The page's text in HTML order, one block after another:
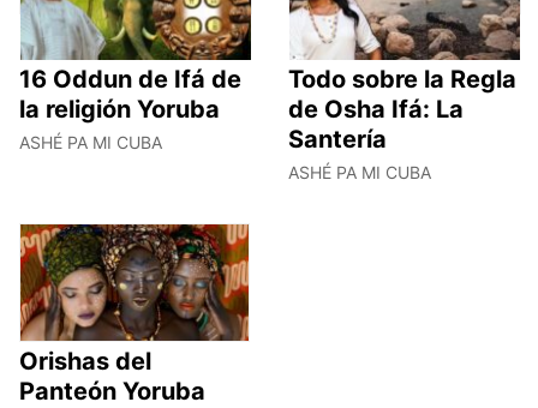
16 Oddun de Ifá de
la religión Yoruba
ASHÉ PA MI CUBA
Todo sobre la Regla
de Osha Ifá: La
Santería
ASHÉ PA MI CUBA
Orishas del
Panteón Yoruba